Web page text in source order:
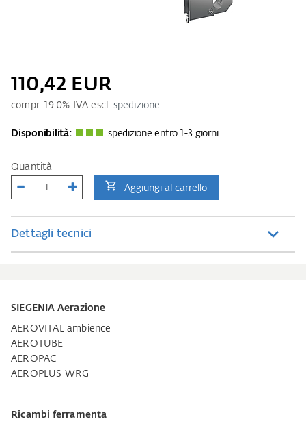
110,42 EUR
compr. 19.0% IVA escl. spedizione
Disponibilità: spedizione entro 1-3 giorni
Quantità
Aggiungi al carrello
Dettagli tecnici
SIEGENIA Aerazione
AEROVITAL ambience
AEROTUBE
AEROPAC
AEROPLUS WRG
Ricambi ferramenta